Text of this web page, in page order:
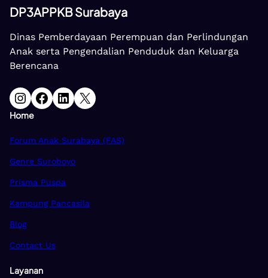
DP3APPKB Surabaya
Dinas Pemberdayaan Perempuan dan Perlindungan
Anak serta Pengendalian Penduduk dan Keluarga
Berencana
Instagram Facebook LinkedIn X
Home
Forum Anak Surabaya (FAS)
Genre Suroboyo
Prisma Puspa
Kampung Pancasila
Blog
Contact Us
Layanan